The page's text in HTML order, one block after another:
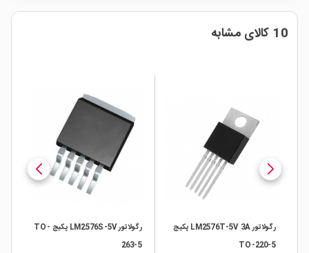
10 کالای مشابه
رگولاتور LM2576T-5V 3A پکیج
TO-220-5
رگولاتور LM2576S-5V پکیج TO-
263-5